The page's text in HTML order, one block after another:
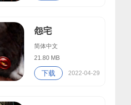
怨宅
简体中文
21.80 MB
下载 2022-04-29